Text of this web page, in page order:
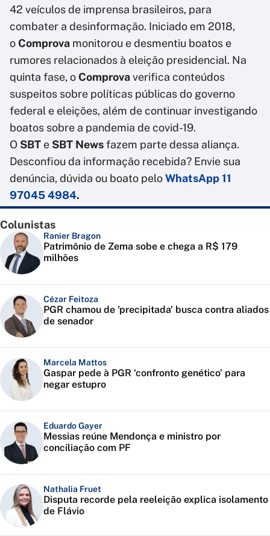
42 veículos de imprensa brasileiros, para
combater a desinformação. Iniciado em 2018,
oComprova monitorou e desmentiu boatos e
rumores relacionados à eleição presidencial. Na
quinta fase, oComprovaverifica conteúdos
suspeitos sobre políticas públicas do governo
federal e eleições, além de continuar investigando
boatos sobre a pandemia de covid-19.
O SBT e SBT Newsfazem parte dessa aliança.
Desconfiou da informação recebida? Envie sua
denúncia, dúvida ou boato peloWhatsApp 11
97045 4984.
Colunistas
Ranier Bragon
Patrimônio de Zema sobe e chega a R$ 179
milhões
Cézar Feitoza
PGR chamou de 'precipitada' busca contra aliados
de senador
Marcela Mattos
Gaspar pede à PGR ‘confronto genético’ para
negar estupro
Eduardo Gayer
Messias reúne Mendonça e ministro por
conciliação com PF
Nathalia Fruet
Disputa recorde pela reeleição explica isolamento
de Flávio